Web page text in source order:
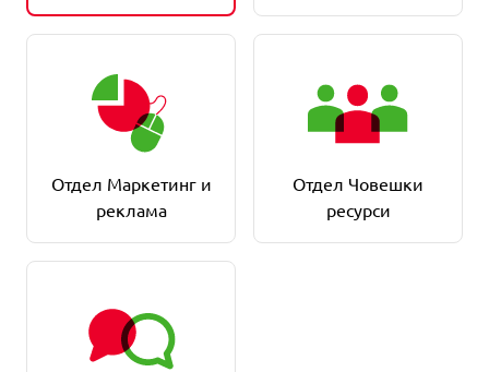
Отдел Маркетинг и
реклама
Отдел Човешки
ресурси